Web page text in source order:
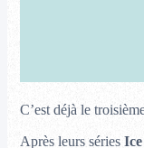
C’est déjà le
Après leurs séries